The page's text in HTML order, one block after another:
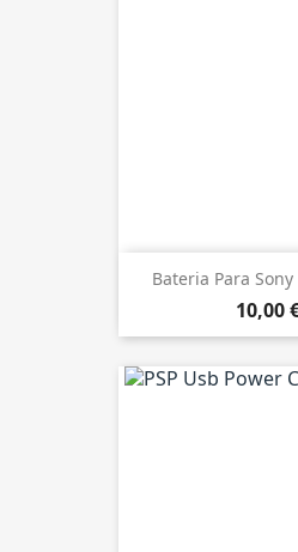
Bateria Para Sony
10,00